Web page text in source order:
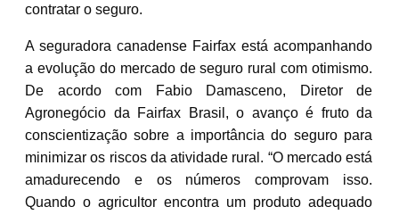
contratar o seguro.
A seguradora canadense Fairfax está acompanhando
a evolução do mercado de seguro rural com otimismo.
De acordo com Fabio Damasceno, Diretor de
Agronegócio da Fairfax Brasil, o avanço é fruto da
conscientização sobre a importância do seguro para
minimizar os riscos da atividade rural. “O mercado está
amadurecendo e os números comprovam isso.
Quando o agricultor encontra um produto adequado